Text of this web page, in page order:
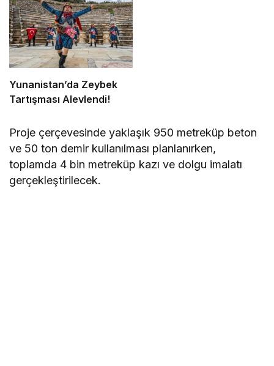
Yunanistan’da Zeybek
Tartışması Alevlendi!
Proje çerçevesinde yaklaşık 950 metreküp beton
ve 50 ton demir kullanılması planlanırken,
toplamda 4 bin metreküp kazı ve dolgu imalatı
gerçekleştirilecek.